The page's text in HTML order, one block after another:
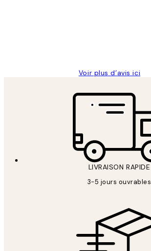
Voir plus d’avis ici
LIVRAISON RAPIDE
3-5 jours ouvrables